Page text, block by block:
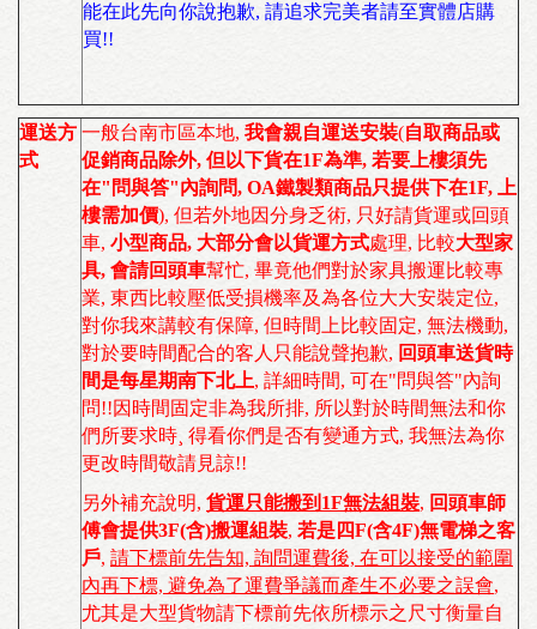
能在此先向你說抱歉, 請追求完美者請至實體店購
買!!
運送方
式
一般台南市區本地, 我會親自運送安裝(自取商品或
促銷商品除外, 但以下貨在1F為準, 若要上樓須先
在"問與答"內詢問, OA鐵製類商品只提供下在1F, 上
樓需加價), 但若外地因分身乏術, 只好請貨運或回頭
車, 小型商品, 大部分會以貨運方式處理, 比較大型家
具, 會請回頭車幫忙, 畢竟他們對於家具搬運比較專
業, 東西比較壓低受損機率及為各位大大安裝定位,
對你我來講較有保障, 但時間上比較固定, 無法機動,
對於要時間配合的客人只能說聲抱歉, 回頭車送貨時
間是每星期南下北上, 詳細時間, 可在"問與答"內詢
問!!因時間固定非為我所排, 所以對於時間無法和你
們所要求時¸ 得看你們是否有變通方式, 我無法為你
更改時間敬請見諒!!
另外補充說明, 貨運只能搬到1F無法組裝, 回頭車師
傅會提供3F(含)搬運組裝, 若是四F(含4F)無電梯之客
戶, 請下標前先告知, 詢問運費後, 在可以接受的範圍
內再下標, 避免為了運費爭議而產生不必要之誤會,
尤其是大型貨物請下標前先依所標示之尺寸衡量自